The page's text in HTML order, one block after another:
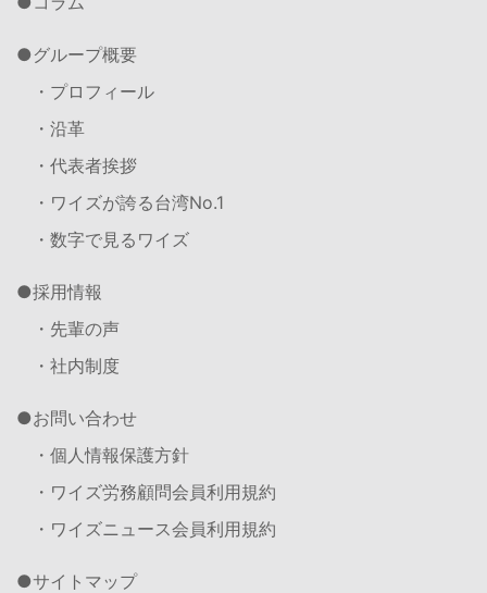
グループ概要
・プロフィール
・沿革
・代表者挨拶
・ワイズが誇る台湾No.1
・数字で見るワイズ
採用情報
・先輩の声
・社内制度
お問い合わせ
・個人情報保護方針
・ワイズ労務顧問会員利用規約
・ワイズニュース会員利用規約
サイトマップ